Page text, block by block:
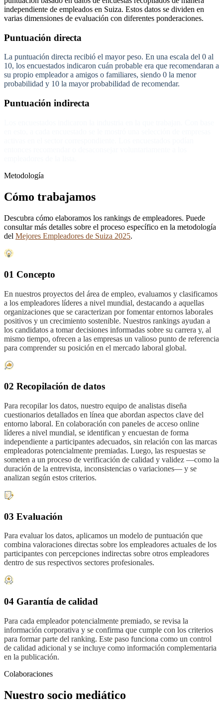
independiente de empleados en Suiza. Estos datos se dividen en
varias dimensiones de evaluación con diferentes ponderaciones.
Puntuación directa
La puntuación directa recibió el mayor peso. En una escala del 0 al
10, los encuestados indicaron cuán probable era que recomendaran a
su propio empleador a amigos o familiares, siendo 0 la menor
probabilidad y 10 la mayor probabilidad de recomendar.
Puntuación indirecta
Metodología
Cómo trabajamos
Descubra cómo elaboramos los rankings de empleadores. Puede
consultar más detalles sobre el proceso específico en la metodología
del Mejores Empleadores de Suiza 2025.
01 Concepto
En nuestros proyectos del área de empleo, evaluamos y clasificamos
a los empleadores líderes a nivel mundial, destacando a aquellas
organizaciones que se caracterizan por fomentar entornos laborales
positivos y un crecimiento sostenible. Nuestros rankings ayudan a
los candidatos a tomar decisiones informadas sobre su carrera y, al
mismo tiempo, ofrecen a las empresas un valioso punto de referencia
para comprender su posición en el mercado laboral global.
02 Recopilación de datos
Para recopilar los datos, nuestro equipo de analistas diseña
cuestionarios detallados en línea que abordan aspectos clave del
entorno laboral. En colaboración con paneles de acceso online
líderes a nivel mundial, se identifican y encuestan de forma
independiente a participantes adecuados, sin relación con las marcas
empleadoras potencialmente premiadas. Luego, las respuestas se
someten a un proceso de verificación de calidad y validez —como la
duración de la entrevista, inconsistencias o variaciones— y se
analizan según estos criterios.
03 Evaluación
Para evaluar los datos, aplicamos un modelo de puntuación que
combina valoraciones directas sobre los empleadores actuales de los
participantes con percepciones indirectas sobre otros empleadores
dentro de sus respectivos sectores profesionales.
04 Garantía de calidad
Para cada empleador potencialmente premiado, se revisa la
información corporativa y se confirma que cumple con los criterios
para formar parte del ranking. Este paso funciona como un control
de calidad adicional y se incluye como información complementaria
en la publicación.
Colaboraciones
Nuestro socio mediático